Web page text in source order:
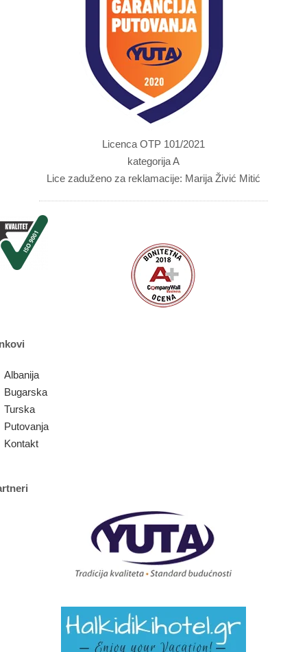
Licenca OTP 101/2021
kategorija A
Lice zaduženo za reklamacije: Marija Živić Mitić
Albanija
Bugarska
Turska
Putovanja
Kontakt